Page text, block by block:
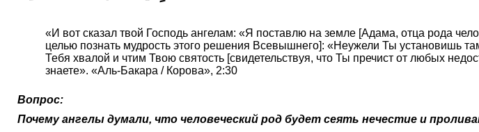
«И вот сказал твой Господь ангелам: «Я поставлю на земле [Адама, отца рода
целью познать мудрость этого решения Всевышнего]: «Неужели Ты установишь
Тебя хвалой и чтим Твою святость [свидетельствуя, что Ты пречист от любых
знаете». «Аль-Бакара / Корова», 2:30
Вопрос:
Почему ангелы думали, что человеческий род будет сеять нечестие и